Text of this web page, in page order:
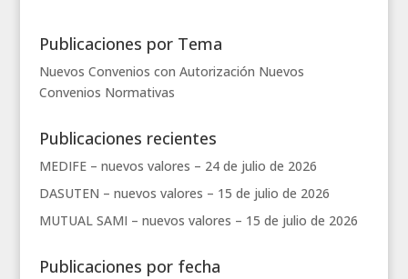
Publicaciones por Tema
Nuevos Convenios con Autorización Nuevos
Convenios Normativas
Publicaciones recientes
MEDIFE – nuevos valores – 24 de julio de 2026
DASUTEN – nuevos valores – 15 de julio de 2026
MUTUAL SAMI – nuevos valores – 15 de julio de 2026
Publicaciones por fecha